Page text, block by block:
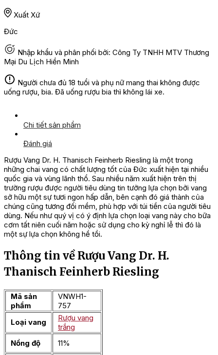
Xuất Xứ
Đức
Nhập khẩu và phân phối bởi: Công Ty TNHH MTV Thương
Mại Du Lịch Hiền Minh
Người chưa đủ 18 tuổi và phụ nữ mang thai không được
uống rượu, bia. Đã uống rượu bia thì không lái xe.
Chi tiết sản phẩm
Đánh giá
Rượu Vang Dr. H. Thanisch Feinherb Riesling là một trong
những chai vang có chất lượng tốt của Đức xuất hiện tại nhiều
quốc gia và vùng lãnh thổ. Sau nhiều năm xuất hiện trên thị
trường rượu được người tiêu dùng tin tưởng lựa chọn bởi vang
sở hữu một sự tươi ngon hấp dẫn, bên cạnh đó giá thành của
chúng cũng tương đối mềm, phù hợp với túi tiền của người tiêu
dùng. Nếu như quý vị có ý định lựa chọn loại vang này cho bữa
cơm tất niên cuối năm hoặc sử dụng cho kỳ nghỉ lễ thì đó là
một sự lựa chọn không hề tồi.
Thông tin về Rượu Vang Dr. H.
Thanisch Feinherb Riesling
Mã sản
phẩm
VNWH1-
757
Loại vang
Rượu vang
trắng
Nồng độ
11%